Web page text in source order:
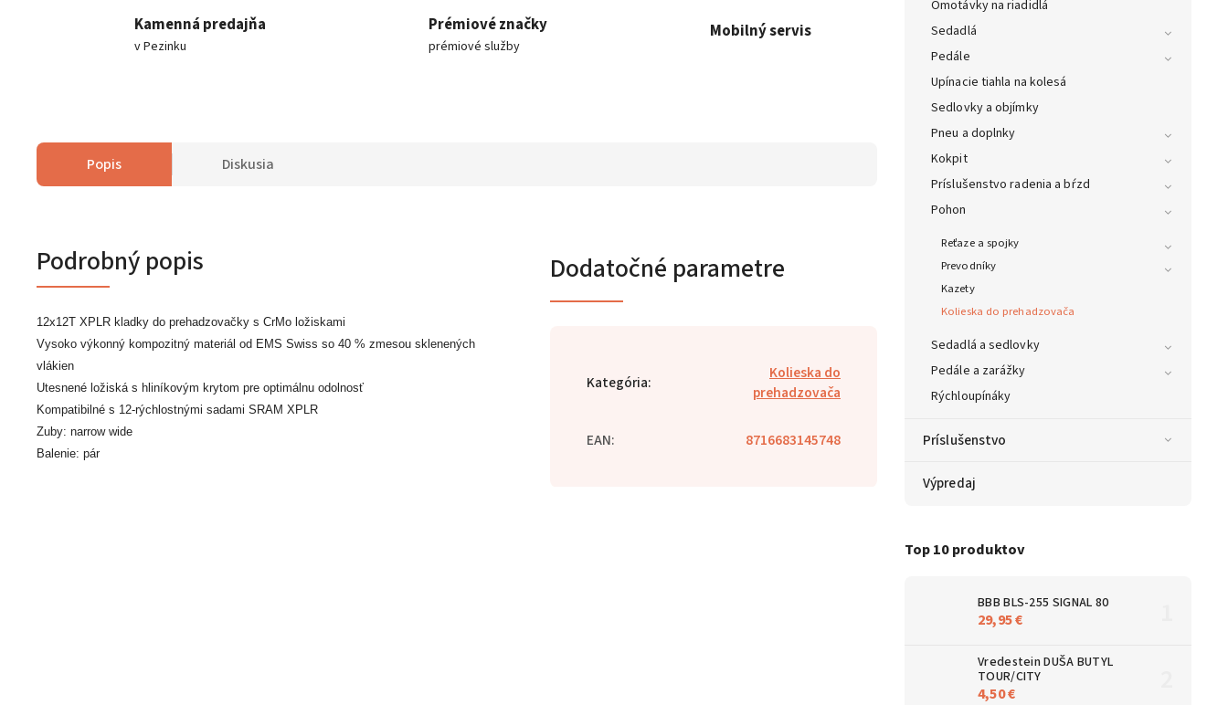
Omotávky na riadidlá
Sedadlá
Pedále
Upínacie tiahla na kolesá
Sedlovky a objímky
Pneu a doplnky
Kokpit
Príslušenstvo radenia a bŕzd
Pohon
Reťaze a spojky
Prevodníky
Kazety
Kolieska do prehadzovača
Sedadlá a sedlovky
Pedále a zarážky
Rýchloupínáky
Príslušenstvo
Výpredaj
Top 10 produktov
BBB BLS-255 SIGNAL 80
29,95 €
Vredestein DUŠA BUTYL
TOUR/CITY
4,50 €
Kamenná predajňa
v Pezinku
Prémiové značky
prémiové služby
Mobilný servis
Popis Diskusia
Podrobný popis
12x12T XPLR kladky do prehadzovačky s CrMo ložiskami
Vysoko výkonný kompozitný materiál od EMS Swiss so 40 % zmesou sklenených
vlákien
Utesnené ložiská s hliníkovým krytom pre optimálnu odolnosť
Kompatibilné s 12-rýchlostnými sadami SRAM XPLR
Zuby: narrow wide
Balenie: pár
Dodatočné parametre
Kategória:
Kolieska do
prehadzovača
EAN: 8716683145748